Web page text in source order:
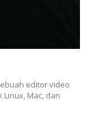
editor video
Mac, dan